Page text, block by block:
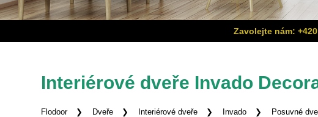
Zavolejte nám:
Interiérové dveře Invado
Flodoor Dveře Interiérové dveře Invado Posuvné